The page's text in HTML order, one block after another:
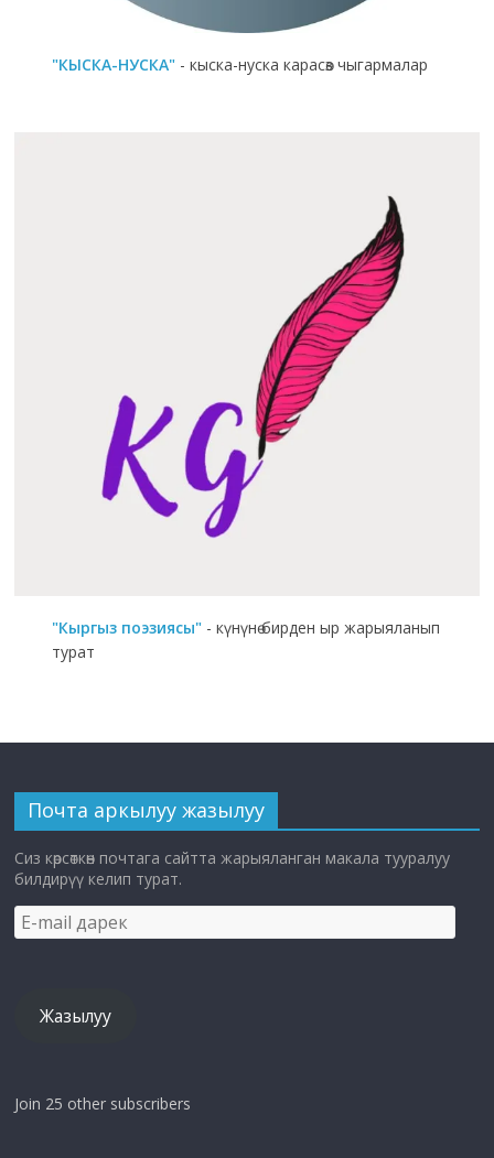
"КЫСКА-НУСКА" - кыска-нуска карасөз чыгармалар
"Кыргыз поэзиясы" - күнүнө бирден ыр жарыяланып
турат
Почта аркылуу жазылуу
Сиз көрсөткөн почтага сайтта жарыяланган макала тууралуу
билдирүү келип турат.
E-
mail
Жазылуу
Join 25 other subscribers